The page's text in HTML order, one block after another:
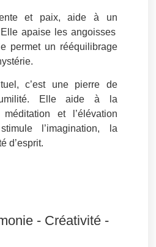
et paix, aide à un
apaise lesangoisses
permet un rééquilibrage
c’est une pierre de
Elle aide à la
et l’élévation
l’imagination, la
d’esprit.
- Créativité -